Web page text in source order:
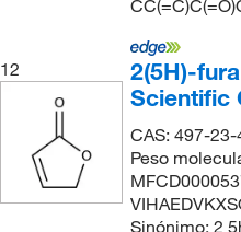
12
2(5H)-
Scientific
CAS: 497-
Peso
Sinónimo: 2